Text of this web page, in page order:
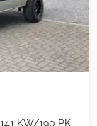
KW/190 PK